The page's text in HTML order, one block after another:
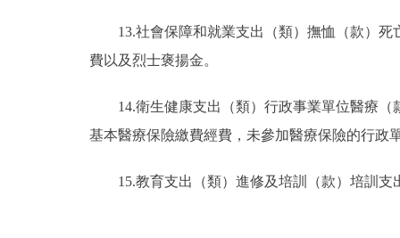
13.社會保障和就業支出（類）撫恤（款）
費以及烈士褒揚金。
14.衛生健康支出（類）行政事業單位醫療
基本醫療保險繳費經費，未參加醫療保險的行政
15.教育支出（類）進修及培訓（款）培訓